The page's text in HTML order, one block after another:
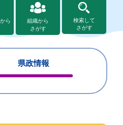
ら
組織から
さがす
検索して
さがす
県政情報